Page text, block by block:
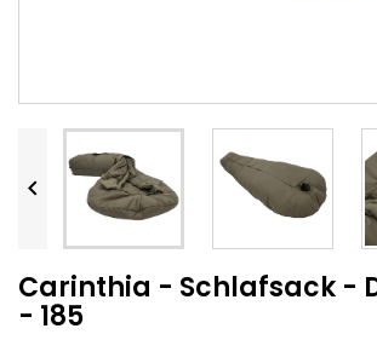

Carinthia - Schlafsack -
- 185